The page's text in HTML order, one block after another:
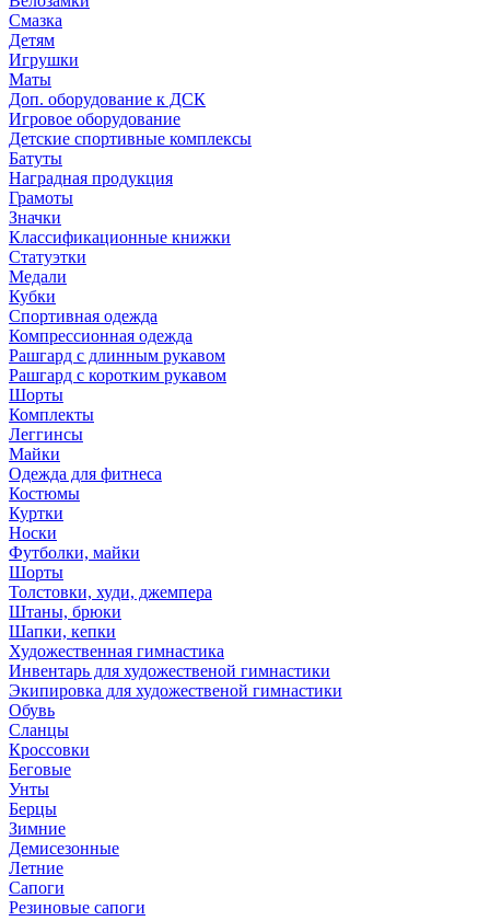
Смазка
Детям
Игрушки
Маты
Доп. оборудование к ДСК
Игровое оборудование
Детские спортивные комплексы
Батуты
Наградная продукция
Грамоты
Значки
Классификационные книжки
Статуэтки
Медали
Кубки
Спортивная одежда
Компрессионная одежда
Рашгард с длинным рукавом
Рашгард с коротким рукавом
Шорты
Комплекты
Леггинсы
Майки
Одежда для фитнеса
Костюмы
Куртки
Носки
Футболки, майки
Шорты
Толстовки, худи, джемпера
Штаны, брюки
Шапки, кепки
Художественная гимнастика
Инвентарь для художественой гимнастики
Экипировка для художественой гимнастики
Обувь
Сланцы
Кроссовки
Беговые
Унты
Берцы
Зимние
Демисезонные
Летние
Сапоги
Резиновые сапоги